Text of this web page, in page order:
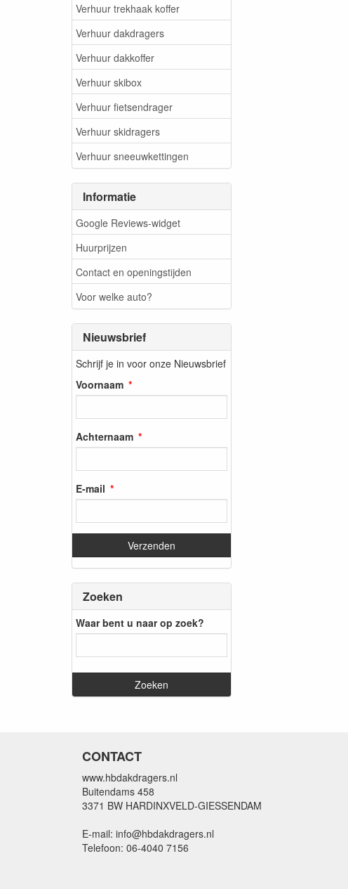
Verhuur trekhaak koffer
Verhuur dakdragers
Verhuur dakkoffer
Verhuur skibox
Verhuur fietsendrager
Verhuur skidragers
Verhuur sneeuwkettingen
Informatie
Google Reviews-widget
Huurprijzen
Contact en openingstijden
Voor welke auto?
Nieuwsbrief
Schrijf je in voor onze Nieuwsbrief
Voornaam
Achternaam
E-mail
Zoeken
Waar bent u naar op zoek?
CONTACT
www.hbdakdragers.nl
Buitendams 458
3371 BW HARDINXVELD-GIESSENDAM
E-mail: info@hbdakdragers.nl
Telefoon: 06-4040 7156